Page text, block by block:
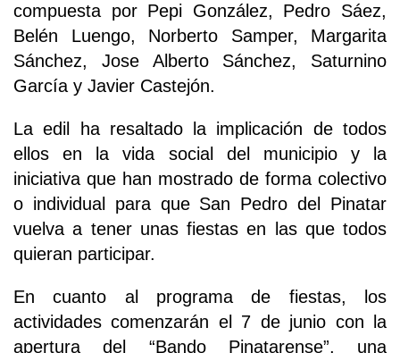
compuesta por Pepi González, Pedro Sáez,
Belén Luengo, Norberto Samper, Margarita
Sánchez, Jose Alberto Sánchez, Saturnino
García y Javier Castejón.
La edil ha resaltado la implicación de todos
ellos en la vida social del municipio y la
iniciativa que han mostrado de forma colectivo
o individual para que San Pedro del Pinatar
vuelva a tener unas fiestas en las que todos
quieran participar.
En cuanto al programa de fiestas, los
actividades comenzarán el 7 de junio con la
apertura del “Bando Pinatarense”, una